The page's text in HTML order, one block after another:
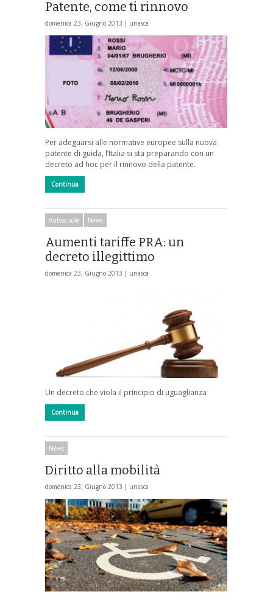
Patente, come ti rinnovo
domenica 23, Giugno 2013 | unasca
Per adeguarsi alle normative europee sulla nuova
patente di guida, l’Italia si sta preparando con un
decreto ad hoc per il rinnovo della patente.
Continua
Autoscuole News
Aumenti tariffe PRA: un
decreto illegittimo
domenica 23, Giugno 2013 | unasca
Un decreto che viola il principio di uguaglianza
Continua
News
Diritto alla mobilità
domenica 23, Giugno 2013 | unasca